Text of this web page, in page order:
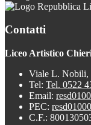
Contatti
Liceo Artistico
Viale L. Nobili,
Tel: Tel. 0522
Email:
PEC:
C.F.: